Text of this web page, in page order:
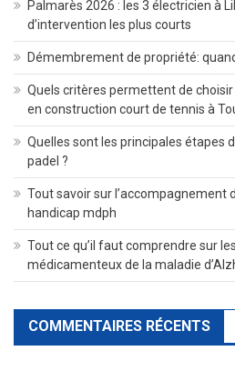
Palmarès 2026 : les 3 électricien à
d’intervention les plus courts
Démembrement de propriété:
Quels critères permettent de
en construction court de tennis à
Quelles sont les principales étapes
padel ?
Tout savoir sur l’accompagnement
handicap mdph
Tout ce qu’il faut comprendre sur
médicamenteux de la maladie
COMMENTAIRES RÉCENTS